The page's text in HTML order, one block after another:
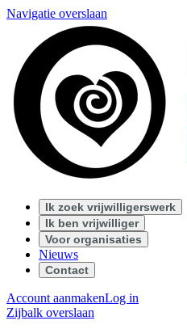
Navigatie overslaan
Ik zoek vrijwilligerswerk
Ik ben vrijwilliger
Voor organisaties
Nieuws
Contact
Account aanmakenLog in
Zijbalk overslaan